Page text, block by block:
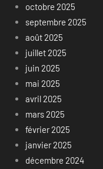
octobre 2025
septembre 2025
août 2025
juillet 2025
juin 2025
mai 2025
avril 2025
mars 2025
février 2025
janvier 2025
décembre 2024